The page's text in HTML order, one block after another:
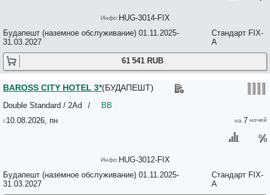
Andrassy Budapest Apartment 3*
Andrassy ut Apartments 2*
Animation City Hostel 2*
Apartment am Nationalmuseum 3*
Apartment Green Tea Budapest Center 4*
Apartment Parliament 2 - Carmen 2*
Apartment Parliament 3 - Turandot 2*
ARCADIA HOTEL BUDAPEST 4*
Arcadia Oktogon Flat 3*
Будапешт (наземное обслуживание) 01.11.2025-
31.03.2027
Стандарт FIX-
A
61 541 RUB
HUG-3014-FIX
10.08.2026, пн
Будапешт (наземное обслуживание) 01.11.2025-
31.03.2027
Стандарт FIX-
A
7
BAROSS CITY HOTEL 3*(БУДАПЕШТ)
/ BB
Double Standard / 2Ad
HUG-3012-FIX